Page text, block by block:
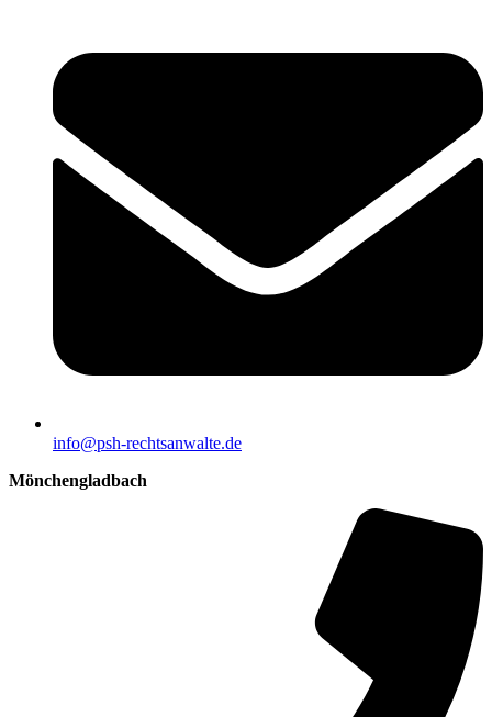
info@psh-rechtsanwalte.de
Mönchengladbach